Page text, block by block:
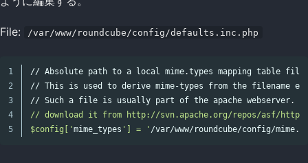
File: /var/www/roundcube/config/defaults.inc.php
1
2
3
4
// Absolute path to a local mime.types mapping table
// This is used to derive mime-types from the filename
// Such a file is usually part of the apache webserver. If
// download it from http://svn.apache.org/repos/asf/
$config[' mime_types '] = ' /var/www/roundcube/config/